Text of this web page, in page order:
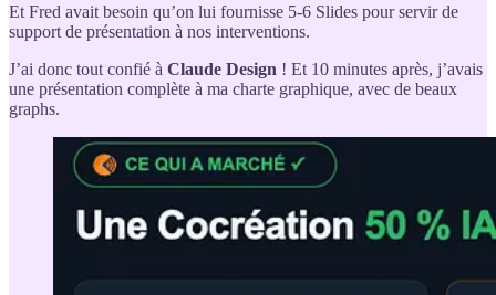
Et Fred avait besoin qu’on lui fournisse 5-6 Slides pour servir de
support de présentation à nos interventions.
J’ai donc tout confié à Claude Design ! Et 10 minutes après, j’avais
une présentation complète à ma charte graphique, avec de beaux
graphs.